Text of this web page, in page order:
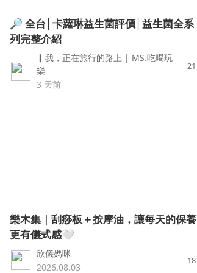
🔎 全台│卡蘿琳益生菌評價│益生菌全系
列完整介紹
▎我，正在旅行的路上 | MS.吃喝玩
樂
3 天前
21
樂木集｜刮痧板＋按摩油，讓每天的保養
更有儀式感🤍
欣儀媽咪
2026.08.03
18